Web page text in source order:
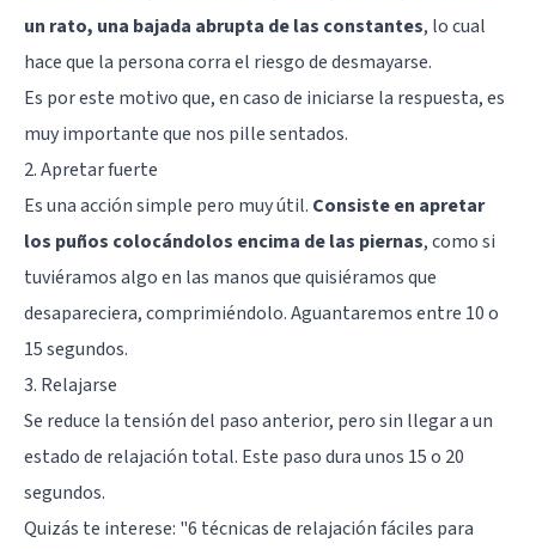
un rato, una bajada abrupta de las constantes, lo cual
hace que la persona corra el riesgo de desmayarse.
Es por este motivo que, en caso de iniciarse la respuesta, es
muy importante que nos pille sentados.
2. Apretar fuerte
Es una acción simple pero muy útil. Consiste en apretar
los puños colocándolos encima de las piernas, como si
tuviéramos algo en las manos que quisiéramos que
desapareciera, comprimiéndolo. Aguantaremos entre 10 o
15 segundos.
3. Relajarse
Se reduce la tensión del paso anterior, pero sin llegar a un
estado de relajación total. Este paso dura unos 15 o 20
segundos.
Quizás te interese: "6 técnicas de relajación fáciles para